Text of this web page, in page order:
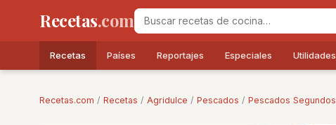
Recetas.com
Recetas Países Reportajes Especiales Utilidades
Recetas.com / Recetas / Agridulce / Pescados / Pescados Segundos